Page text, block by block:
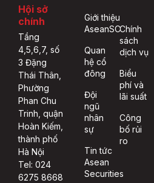
Hội sở
chính
Tầng
4,5,6,7, số
3 Đặng
Thái Thân,
Phường
Phan Chu
Trinh, quận
Hoàn Kiếm,
thành phố
Hà Nội
Tel: 024
6275 8668
Giới thiệu
AseanSC
Quan
hệ cổ
đông
Đội
ngũ
nhân
sự
Tin tức
Asean
Securities
Chính
sách
dịch vụ
Biểu
phí và
lãi suất
Công
bố rủi
ro